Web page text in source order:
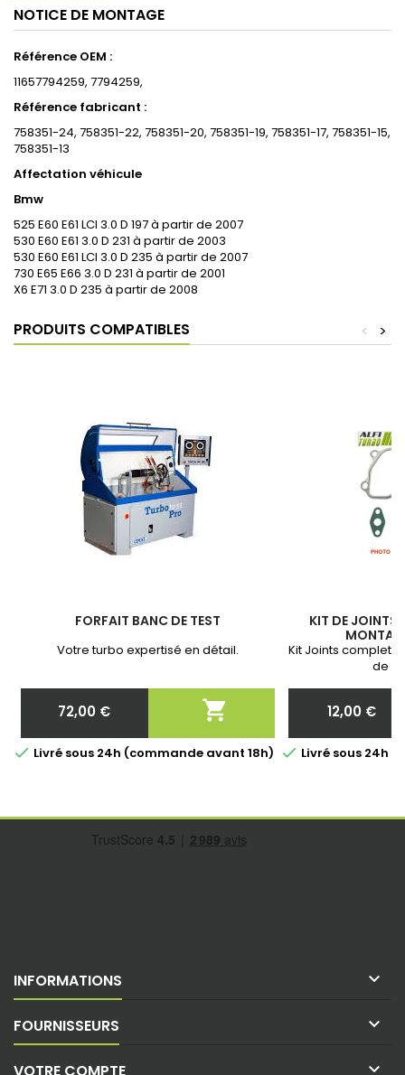
NOTICE DE MONTAGE
Référence OEM :
11657794259, 7794259,
Référence fabricant :
758351-24, 758351-22, 758351-20, 758351-19, 758351-17, 758351-15,
758351-13
Affectation véhicule
Bmw
525 E60 E61 LCI 3.0 D 197 à partir de 2007
530 E60 E61 3.0 D 231 à partir de 2003
530 E60 E61 LCI 3.0 D 235 à partir de 2007
730 E65 E66 3.0 D 231 à partir de 2001
X6 E71 3.0 D 235 à partir de 2008
PRODUITS COMPATIBLES >
<
FORFAIT BANC DE TEST
Votre turbo expertisé en détail.
Prix
72,00 € 
 Livré sous 24h (commande avant 18h)
KIT DE JOINTS
Kit Joints complet
de
Prix
12,00 €
 Livré sous 24h
INFORMATIONS 
FOURNISSEURS 
